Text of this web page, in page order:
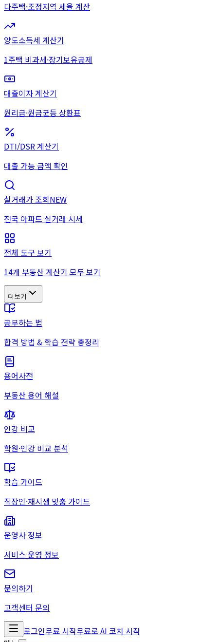
다주택·조정지역 세율 계산
양도소득세 계산기
1주택 비과세·장기보유공제
대출이자 계산기
원리금·원금균등 상환표
DTI/DSR 계산기
대출 가능 금액 확인
실거래가 조회NEW
전국 아파트 실거래 시세
전체 도구 보기
14개 부동산 계산기 모두 보기
더보기
공부하는 법
합격 방법 & 학습 전략 총정리
용어사전
부동산 용어 해설
인강 비교
학원·인강 비교 분석
학습 가이드
직장인·재시생 맞춤 가이드
운영사 정보
서비스 운영 정보
문의하기
고객센터 문의
로그인무료 시작무료로 AI 코치 시작